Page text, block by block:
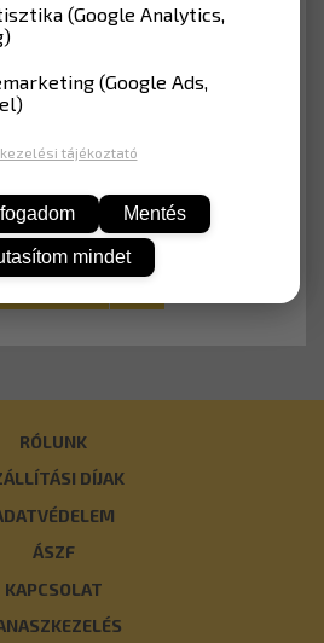
(Lakott terület)
RÓLUNK
DÍJAK
ÁSZF
KAPCSOLAT
(Google Analytics,
(Google Ads,
tájékoztató
Mentés
mindet